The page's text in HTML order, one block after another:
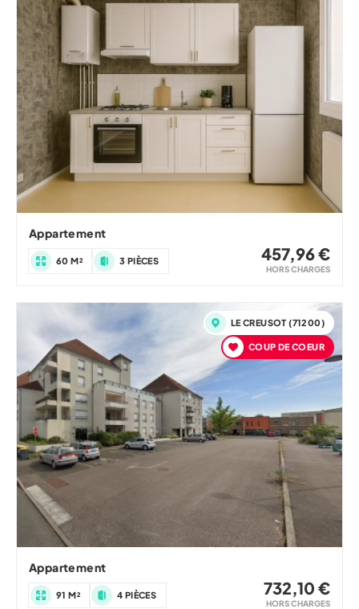
Appartement
60 M² 3 PIÈCES 457,96 €
HORS CHARGES
LE CREUSOT (71200)
COUP DE COEUR
Appartement
91 M² 4 PIÈCES 732,10 €
HORS CHARGES